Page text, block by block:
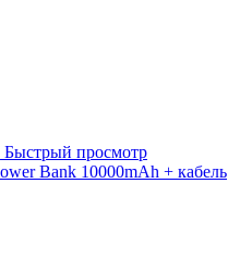
Быстрый просмотр
Bank 10000mAh + кабель